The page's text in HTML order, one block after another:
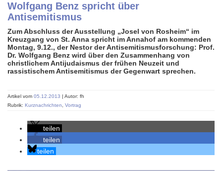
Wolfgang Benz spricht über
Antisemitismus
Zum Abschluss der Ausstellung „Josel von Rosheim“ im
Kreuzgang von St. Anna spricht im Annahof am kommenden
Montag, 9.12., der Nestor der Antisemitis­mus­forschung: Prof.
Dr. Wolfgang Benz wird über den Zusammenhang von
christlichem Antijudaismus der frühen Neuzeit und
rassistischem Antisemitismus der Gegenwart sprechen.
Artikel vom 05.12.2013 | Autor: fh
Rubrik: Kurznachrichten Vortrag
teilen
teilen
teilen